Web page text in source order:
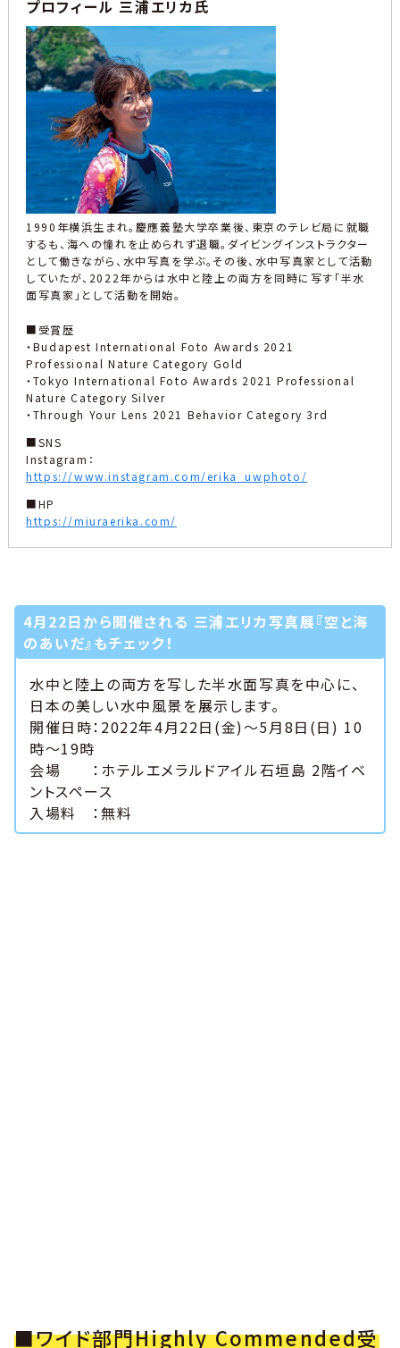
プロフィール 三浦エリカ氏
1990年横浜生まれ。慶應義塾大学卒業後、東京のテレビ局に就職
するも、海への憧れを止められず退職。ダイビングインストラクター
として働きながら、水中写真を学ぶ。その後、水中写真家として活動
していたが、2022年からは水中と陸上の両方を同時に写す「半水
面写真家」として活動を開始。
■受賞歴
・Budapest International Foto Awards 2021
Professional Nature Category Gold
・Tokyo International Foto Awards 2021 Professional
Nature Category Silver
・Through Your Lens 2021 Behavior Category 3rd
■SNS
Instagram：
https://www.instagram.com/erika_uwphoto/
■HP
https://miuraerika.com/
4月22日から開催される 三浦エリカ写真展『空と海
のあいだ』もチェック！
水中と陸上の両方を写した半水面写真を中心に、
日本の美しい水中風景を展示します。
開催日時：2022年4月22日(金)～5月8日(日) 10
時〜19時
会場 ：ホテルエメラルドアイル石垣島 2階イベ
ントスペース
入場料 ：無料
■ワイド部門Highly Commended受